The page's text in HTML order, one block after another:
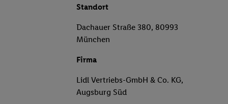
Standort
Dachauer Straße 380, 80993
München
Firma
Lidl Vertriebs-GmbH & Co. KG,
Augsburg Süd